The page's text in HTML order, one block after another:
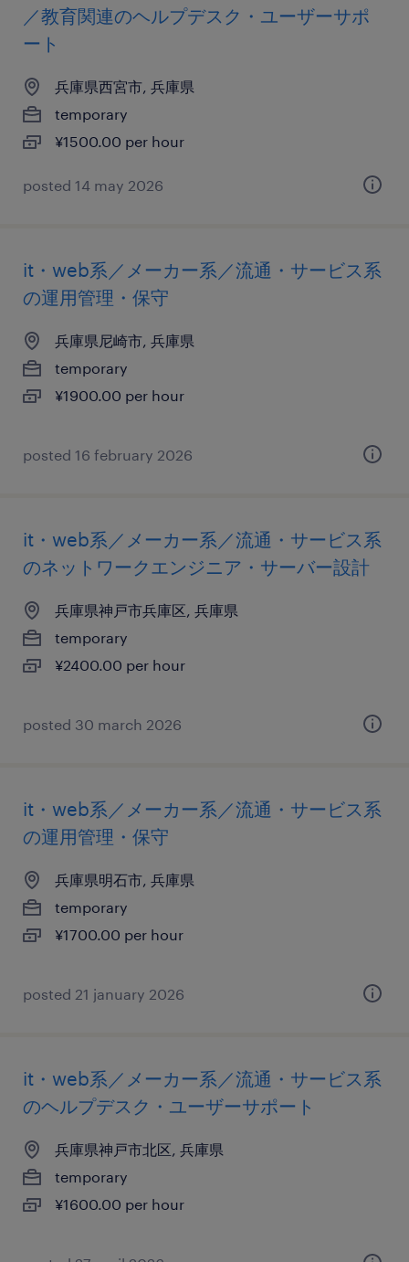
／教育関連のヘルプデスク・ユーザーサポ
ート
兵庫県西宮市, 兵庫県
temporary
¥1500.00 per hour
posted 14 may 2026
it・web系／メーカー系／流通・サービス系
の運用管理・保守
兵庫県尼崎市, 兵庫県
temporary
¥1900.00 per hour
posted 16 february 2026
it・web系／メーカー系／流通・サービス系
のネットワークエンジニア・サーバー設計
兵庫県神戸市兵庫区, 兵庫県
temporary
¥2400.00 per hour
posted 30 march 2026
it・web系／メーカー系／流通・サービス系
の運用管理・保守
兵庫県明石市, 兵庫県
temporary
¥1700.00 per hour
posted 21 january 2026
it・web系／メーカー系／流通・サービス系
のヘルプデスク・ユーザーサポート
兵庫県神戸市北区, 兵庫県
temporary
¥1600.00 per hour